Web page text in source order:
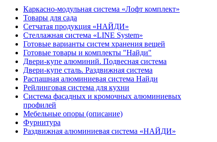
Каркасно-модульная система «Лофт комплект»
Товары для сада
Сетчатая продукция «НАЙДИ»
Cтеллажная система «LINE System»
Готовые варианты систем хранения вещей
Готовые товары и комплекты "Найди"
Двери-купе алюминий. Подвесная система
Двери-купе сталь. Раздвижная система
Распашная алюминиевая система Найди
Рейлинговая система для кухни
Система фасадных и кромочных алюминиевых
профилей
Мебельные опоры (описание)
Фурнитура
Раздвижная алюминиевая система «НАЙДИ»